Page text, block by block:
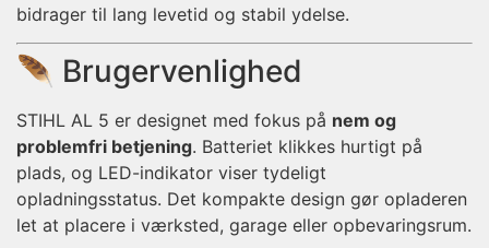
bidrager til lang levetid og stabil ydelse.
🪶 Brugervenlighed
STIHL AL 5 er designet med fokus på nem og
problemfri betjening. Batteriet klikkes hurtigt på
plads, og LED-indikator viser tydeligt
opladningsstatus. Det kompakte design gør opladeren
let at placere i værksted, garage eller opbevaringsrum.